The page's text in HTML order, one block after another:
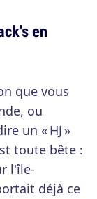
en
que vous
ou
un « HJ »
toute bête :
l'île-
déjà ce